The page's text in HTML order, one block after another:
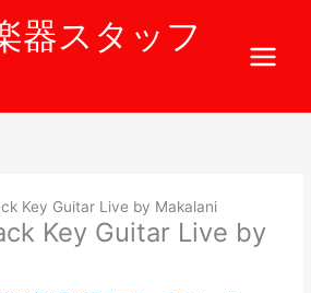
器スタッフ
Key Guitar Live by Makalani
Key Guitar Live by